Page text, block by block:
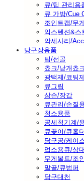
큐/팁 관리용
큐 가방/Cue
조인트캡/무
익스텐션&스
악세사리/
당구장용품
팁/선골
쵸크/낱개쵸
광택제/코팅
큐그립
삼손/장갑
큐관리/손질
청소용품
공세척기계/
큐꽂이/큐홀더
당구공/케이
업소용큐/상대
무게볼트/조
말골/큐범퍼
당구대천